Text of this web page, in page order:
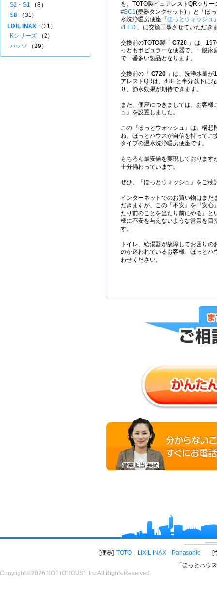
を、TOTO製ピュアレストQRシリ
#SC1(便器タンクセット) 」と「ほ
水洗浄暖房便座『ほっとウォッシュ
#FED 」に交換工事させていただき
交換前のTOTO製「 C720 」は、
っともポピュラーな便器で、一般家
で一番多い製品となります。
交換前の「 C720 」は、洗浄水量が
アレストQRは、4.8Lと半分以下に
り、節水効果が期待できます。
また、便座につきましては、お客様
ュ』を設置しました。
この『ほっとウォッシュ』は、構想
ね、ほっとハウスが自信を持ってご
タイプの温水洗浄暖房便座です。
もちろん最安値を実現しております
十分備わっています。
ぜひ、『ほっとウォッシュ』をご検
インターネットでのお買い物はまだ
だきますが、この『不安』を『安心
たり前のことを当たり前にやる』と
様に不安を与えないような営業を目
す。
トイレ、給湯器が故障してお困り
のか迷われているお客様、ほっとハ
わせください。
S2・S1 （8）
SB （31）
LIXIL INAX （31）
Kシリーズ （2）
パッソ （29）
便器 TOTO LIXIL INAX Panasonic
「ほっとハウ
Copyright ©2026 HOTTOHOUSE,Inc All Rights Reserved.